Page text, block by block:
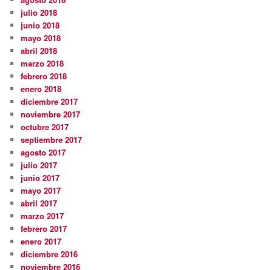
julio 2018
junio 2018
mayo 2018
abril 2018
marzo 2018
febrero 2018
enero 2018
diciembre 2017
noviembre 2017
octubre 2017
septiembre 2017
agosto 2017
julio 2017
junio 2017
mayo 2017
abril 2017
marzo 2017
febrero 2017
enero 2017
diciembre 2016
noviembre 2016